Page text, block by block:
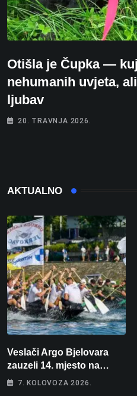
Otišla je Čupka —
nehumanih uvjeta,
ljubav
20. TRAVNJA 2026.
AKTUALNO
Veslači Argo Bjelovara
zauzeli 14. mjesto na
brzincu
7. KOLOVOZA 2026.